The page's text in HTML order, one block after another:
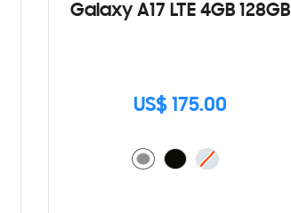
Galaxy A17 LTE 4GB 128GB
US$ 175.00